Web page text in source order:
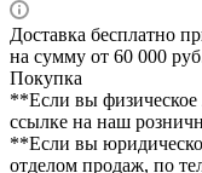
Доставка бесплатно
на сумму от 60 000
Покупка
**Если вы
ссылке на наш
**Если вы
отделом продаж, по